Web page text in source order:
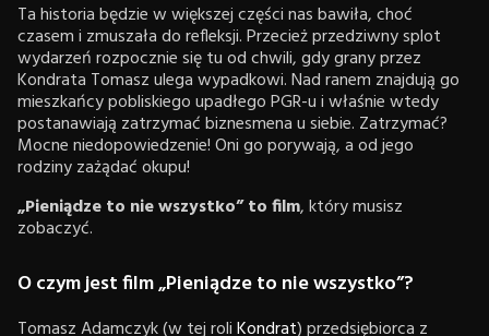
Ta historia będzie w większej części nas bawiła, choć
czasem i zmuszała do refleksji. Przecież przedziwny splot
wydarzeń rozpocznie się tu od chwili, gdy grany przez
Kondrata Tomasz ulega wypadkowi. Nad ranem znajdują go
mieszkańcy pobliskiego upadłego PGR-u i właśnie wtedy
postanawiają zatrzymać biznesmena u siebie. Zatrzymać?
Mocne niedopowiedzenie! Oni go porywają, a od jego
rodziny zażądać okupu!
„Pieniądze to nie wszystko” to film, który musisz
zobaczyć.
O czym jest film „Pieniądze to nie wszystko”?
Tomasz Adamczyk (w tej roliKondrat) przedsiębiorca z